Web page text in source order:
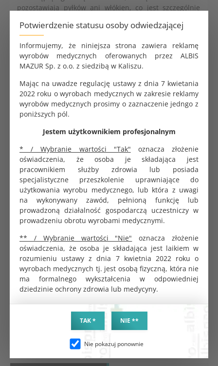
Potwierdzenie statusu osoby odwiedzającej
Informujemy, że niniejsza strona zawiera reklamę
wyrobów medycznych oferowanych przez ALBIS
MAZUR Sp. z o.o. z siedzibą w Kaliszu.
Mając na uwadze regulację ustawy z dnia 7 kwietania
2022 roku o wyrobach medycznych w zakresie reklamy
wyrobów medycznych prosimy o zaznaczenie jedngo z
poniższych pól.
Jestem użytkownikiem profesjonalnym
* / Wybranie wartości "Tak" oznacza złożenie
oświadczenia, że osoba je składająca jest
pracownikiem służby zdrowia lub posiada
specjalistyczne przeszkolenie uprawniające do
użytkowania wyrobu medycznego, lub która z uwagi
na wykonywany zawód, pełnioną funkcję lub
prowadzoną działalność gospodarczą uczestniczy w
prowadzeniu obrotu wyrobami medycznymi.
** / Wybranie wartości "Nie" oznacza złożenie
oświadczenia, że osoba je składająca jest laikiem w
rozumieniu ustawy z dnia 7 kwietnia 2022 roku o
wyrobach medycznych tj. jest osobą fizyczną, która nie
ma formalnego wykształcenia w odpowiedniej
dziedzinie ochrony zdrowia lub medycyny.
TAK * NIE **
Nie pokazuj ponownie
pozostawiają pyłków ani włókien, co jest szczególnie
kosmetycznych.
PRODUKTY POWIĄZANE CHĘTNIE KUPOWANE
Skalpel nr 11 z trzonkiem
szt.
KOD PRODUKTU:
G1532
BRUTTO
27.00 zł
NETTO
Pojemnik PCV na zużyte igły 1L
KOD PRODUKTU:
G0129
BRUTTO
6.46 zł
NETTO
5.25 zł